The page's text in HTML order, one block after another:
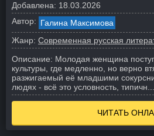
Добавлена: 18.03.2026
Автор: Галина Максимова
Жанр: Современная русская
Описание: Молодая женщина
культуры, где медленно, но верно
разжигаемый её младшими
людях - всё это условность, типичн...
ЧИТАТЬ